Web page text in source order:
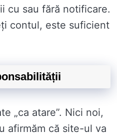
cu sau fără notificare.
contul, este suficient
„ca atare”. Nici noi,
afirmăm că site-ul va